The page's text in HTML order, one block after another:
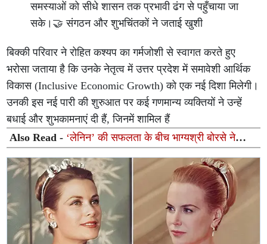
समस्याओं को सीधे शासन तक प्रभावी ढंग से पहुँचाया जा
सके।🤝 संगठन और शुभचिंतकों ने जताई खुशी
बिक्की परिवार ने रोहित कश्यप का गर्मजोशी से स्वागत करते हुए
भरोसा जताया है कि उनके नेतृत्व में उत्तर प्रदेश में समावेशी आर्थिक
विकास (Inclusive Economic Growth) को एक नई दिशा मिलेगी।
उनकी इस नई पारी की शुरुआत पर कई गणमान्य व्यक्तियों ने उन्हें
बधाई और शुभकामनाएं दी हैं, जिनमें शामिल हैं
Also Read - ‘लेनिन’ की सफलता के बीच भाग्यश्री बोरसे ने
जाहिर की दिल की ख्वाहिश, इस साउथ सुपरस्टार के साथ जाना
चाहती हैं डिनर डेट पर